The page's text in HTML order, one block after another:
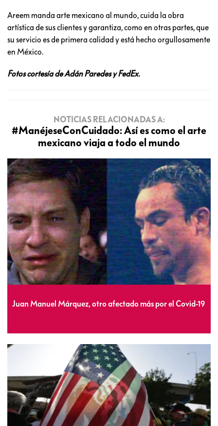
Areem manda arte mexicano al mundo, cuida la obra
artística de sus clientes y garantiza, como en otras partes, que
su servicio es de primera calidad y está hecho orgullosamente
en México.
Fotos cortesía de Adán Paredes y FedEx.
NOTICIAS RELACIONADAS A:
#ManéjeseConCuidado: Así es como el arte
mexicano viaja a todo el mundo
Juan Manuel Márquez, otro afectado más por el Covid-19